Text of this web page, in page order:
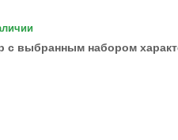
с выбранным набором